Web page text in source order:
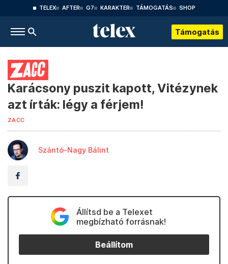
TELEX AFTER G7 KARAKTER TÁMOGATÁS SHOP
Támogatás
Karácsony puszit kapott, Vitézynek
azt írták: légy a férjem!
ZACC
Szántó-Nagy Bálint
Állítsd be a Telexet
megbízható forrásnak!
Beállítom